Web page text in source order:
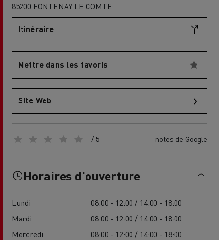
85200 FONTENAY LE COMTE
Itinéraire
Mettre dans les favoris
Site Web
/ 5 notes de Google
Horaires d'ouverture
Lundi
08:00 - 12:00 / 14:00 - 18:00
Mardi
08:00 - 12:00 / 14:00 - 18:00
Mercredi
08:00 - 12:00 / 14:00 - 18:00